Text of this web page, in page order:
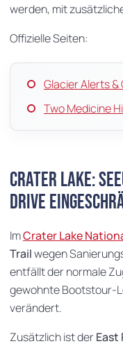
werden, mit
Offizielle Seiten:
Glacier Alerts
Two Medicine
Crater Lake:
Drive
ImCrater Lake
Trailwegen
entfällt der normale
gewohnte Bootstour-
verändert.
Zusätzlich ist der East